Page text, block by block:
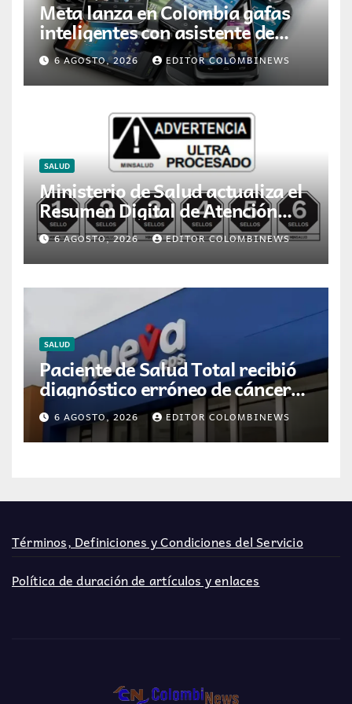
Meta lanza en Colombia gafas
inteligentes con asistente de
inteligencia artificial
6 AGOSTO, 2026 EDITOR COLOMBINEWS
SALUD
Ministerio de Salud actualiza el
Resumen Digital de Atención
para la dispensación de
medicamentos en Colombia
6 AGOSTO, 2026 EDITOR COLOMBINEWS
SALUD
Paciente de Salud Total recibió
diagnóstico erróneo de cáncer
por resultados de otra persona
6 AGOSTO, 2026 EDITOR COLOMBINEWS
Términos, Definiciones y Condiciones del Servicio
Política de duración de artículos y enlaces